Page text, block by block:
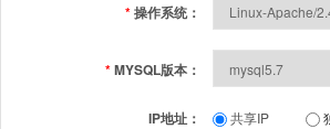
*操作系统：
*MYSQL版本：
IP地址： 共享IP